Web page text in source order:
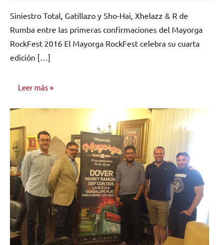
Siniestro Total, Gatillazo y Sho-Hai, Xhelazz & R de
Rumba entre las primeras confirmaciones del Mayorga
RockFest 2016 El Mayorga RockFest celebra su cuarta
edición […]
Leer más